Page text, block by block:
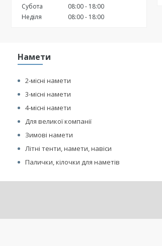
Субота
08:00
18:00
Неділя
08:00 18:00
Намети
2-місні намети
3-місні намети
4-місні намети
Для великої компанії
Зимові намети
Літні тенти, намети, навіси
Палички, кілочки для наметів